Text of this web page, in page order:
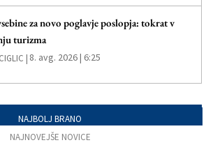
za novo poglavje poslopja: tokrat v
turizma
| 8. avg. 2026 | 6:25
NAJBOLJ BRANO
NAJNOVEJŠE NOVICE